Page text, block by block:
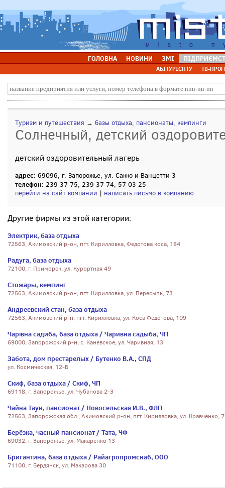
ГОЛОВНА НОВИНИ ЗМІ
АБІТУРІЄНТУ ТВ-
Туризм и путешествия → базы отдыха, пансионаты, кемпинги
Солнечный, детский
детский оздоровительный лагерь
адрес: 69096, г. Запорожье, ул. Сакко и Ванцетти 3
телефон: 239 37 75, 239 37 74, 57 03 25
перейти на сайт компании | написать письмо в компанию
Другие фирмы из этой категории:
Электрик, база отдыха
72563, Акимовский р-он, пгт. Кирилловка, Федотова коса, 184
Радуга, база отдыха
72100, г. Приморск, ул. Курортная 49
Стожары, кемпинг
72563, Акимовский р-он, пгт. Кирилловка, ул. Пересыпь, 73
Андреевский стан, база отдыха
72563, Акимовский р-н, пгт. Кирилловка, ул. Коса Федотова, 109
Чарівна садиба, база отдыха / Чаривна садыба, ЧП
69000, Запорожский р-н, с. Каневское, ул. Чаривная, 13
Забота, дом престарелых / Бутенко В.А., СПД
ул. Космическая, 12-Б
Скиф, база отдыха / Скиф, ЧП
69118, г. Запорожье, ул. Чубанова 2-З
Чайна Таун, пансионат / Новосельская И.В., ФЛП
72563, Запорожская обл., Акимовский р-он, пгт. Кирилловка, ул. Кравченко, 7
Берёзка, часный пансионат / Тата, ЧФ
69032, г. Запорожье, ул. Макаренко 13
Бригантина, база отдыха / Райагропромснаб, ООО
71100, г. Бердянск, ул. Макарова 30